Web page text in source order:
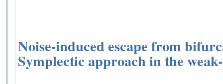
Noise-induced escape from
Symplectic approach in the